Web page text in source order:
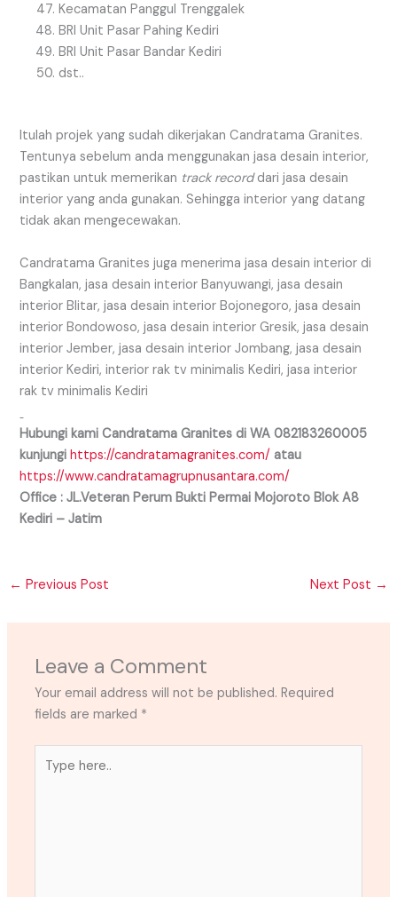
Kecamatan Panggul Trenggalek
BRI Unit Pasar Pahing Kediri
BRI Unit Pasar Bandar Kediri
dst..
Itulah projek yang sudah dikerjakan Candratama Granites.
Tentunya sebelum anda menggunakan jasa desain interior,
pastikan untuk memerikan track recorddari jasa desain
interior yang anda gunakan. Sehingga interior yang datang
tidak akan mengecewakan.
Candratama Granites juga menerima jasa desain interior di
Bangkalan, jasa desain interior Banyuwangi, jasa desain
interior Blitar, jasa desain interior Bojonegoro, jasa desain
interior Bondowoso, jasa desain interior Gresik, jasa desain
interior Jember, jasa desain interior Jombang, jasa desain
interior Kediri, interior rak tv minimalis Kediri, jasa interior
rak tv minimalis Kediri
Hubungi kami Candratama Granites di WA082183260005
kunjungihttps://candratamagranites.com/ atau
https://www.candratamagrupnusantara.com/
Office : JL.Veteran Perum Bukti Permai Mojoroto Blok A8
Kediri – Jatim
← Previous Post Next Post →
Leave a Comment
Your email address will not be published. Required
fields are marked *
here..